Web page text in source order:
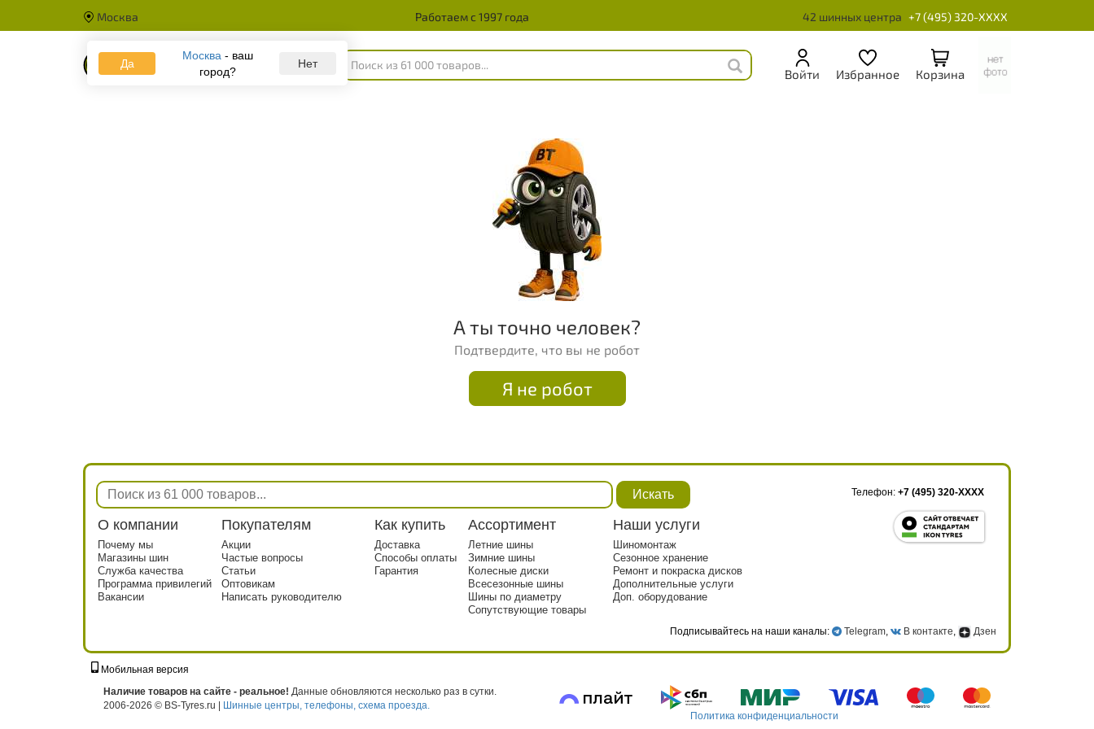
Москва Работаем с 1997 года 42 шинных центра +7 (495) 320-XXXX
Да
Москва - ваш
город?
Нет
Каталог
Войти Избранное Корзина
А ты точно человек?
Подтвердите, что вы не робот
Я не робот
Искать
О компании
Почему мы
Магазины шин
Служба качества
Программа привилегий
Вакансии
Покупателям
Акции
Частые вопросы
Статьи
Оптовикам
Написать руководителю
Как купить
Доставка
Способы оплаты
Гарантия
Ассортимент
Летние шины
Зимние шины
Колесные диски
Всесезонные шины
Шины по диаметру
Сопутствующие товары
Наши услуги
Шиномонтаж
Сезонное хранение
Ремонт и покраска дисков
Дополнительные услуги
Доп. оборудование
Телефон: +7 (495) 320-XXXX
Подписывайтесь на наши каналы: Telegram, В контакте, Дзен
Мобильная версия
Наличие товаров на сайте - реальное! Данные обновляются несколько раз в сутки.
2006-2026 © BS-Tyres.ru |
Шинные центры, телефоны, схема проезда.
Политика конфиденциальности